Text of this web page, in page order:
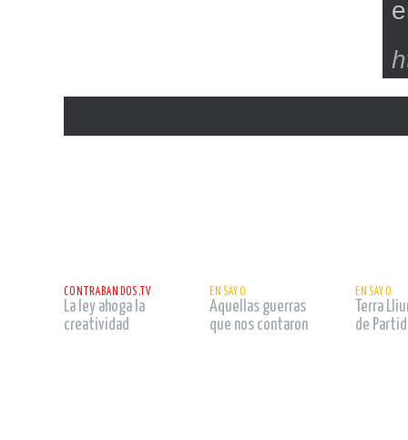
CONTRABANDOS.TV
La ley ahoga la
creatividad
ENSAYO
Aquellas guerras
que nos contaron
ENSAYO
Terra
de